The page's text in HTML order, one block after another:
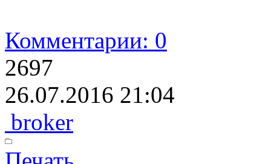
Комментарии: 0
2697
26.07.2016 21:04
broker